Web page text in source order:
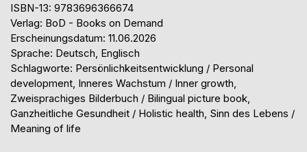
ISBN-13: 9783696366674
Verlag: BoD - Books on Demand
Erscheinungsdatum: 11.06.2026
Sprache: Deutsch, Englisch
Schlagworte: Persönlichkeitsentwicklung / Personal
development, Inneres Wachstum / Inner growth,
Zweisprachiges Bilderbuch / Bilingual picture book,
Ganzheitliche Gesundheit / Holistic health, Sinn des Lebens /
Meaning of life